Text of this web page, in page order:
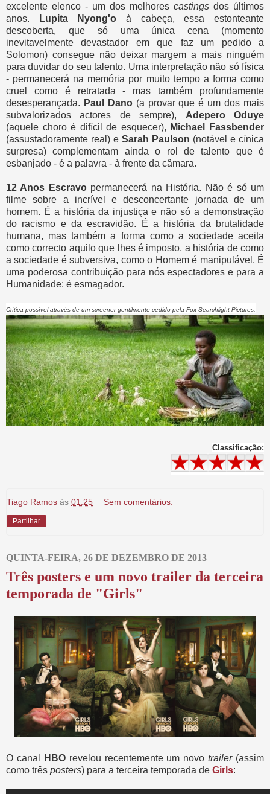
excelente elenco - um dos melhores castings dos últimos
anos.
Lupita Nyong'o à cabeça, essa estonteante
descoberta, que só uma única cena (momento
inevitavelmente devastador em que faz um pedido a
Solomon) consegue não deixar margem a mais ninguém
para duvidar do seu talento. Uma interpretação não só física
- permanecerá na memória por muito tempo a forma como
cruel como é retratada - mas também profundamente
desesperançada. Paul Dano(a provar que é um dos mais
subvalorizados actores de sempre), Adepero Oduye
(aquele choro é difícil de esquecer), Michael Fassbender
(assustadoramente real) e Sarah Paulson (notável e cínica
surpresa) complementam ainda o rol de talento que é
esbanjado - é a palavra - à frente da câmara.
12 Anos Escravopermanecerá na História. Não é só um
filme sobre a incrível e desconcertante jornada de um
homem. É a história da injustiça e não só a demonstração
do racismo e da escravidão. É a história da brutalidade
humana, mas também a forma como a sociedade aceita
como correcto aquilo que lhes é imposto, a história de como
a sociedade é subversiva, como o Homem é manipulável. É
uma poderosa contribuição para nós espectadores e para a
Humanidade: é esmagador.
Crítica possível através de um screener gentilmente cedido pela Fox Searchlight Pictures.
Classificação:
Tiago Ramos às 01:25 Sem comentários:
Partilhar
QUINTA-FEIRA, 26 DE DEZEMBRO DE 2013
Três posters e um novo trailer da terceira
temporada de "Girls"
O canal HBO revelou recentemente um novotrailer (assim
como três posters) para a terceira temporada de Girls: